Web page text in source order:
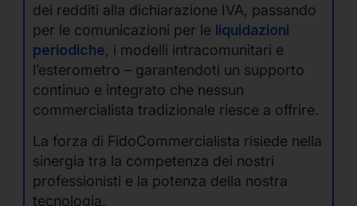
dei redditi alla dichiarazione IVA, passando
per le comunicazioni per le liquidazioni
periodiche, i modelli intracomunitari e
l’esterometro – garantendoti un supporto
continuo e integrato che nessun
commercialista tradizionale riesce a offrire.
La forza di FidoCommercialista risiede nella
sinergia tra la competenza dei nostri
professionisti e la potenza della nostra
tecnologia.